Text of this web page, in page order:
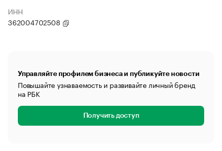
ИНН
362004702508
Управляйте профилем бизнеса и публикуйте новости
Повышайте узнаваемость и развивайте личный бренд
на РБК
Получить доступ